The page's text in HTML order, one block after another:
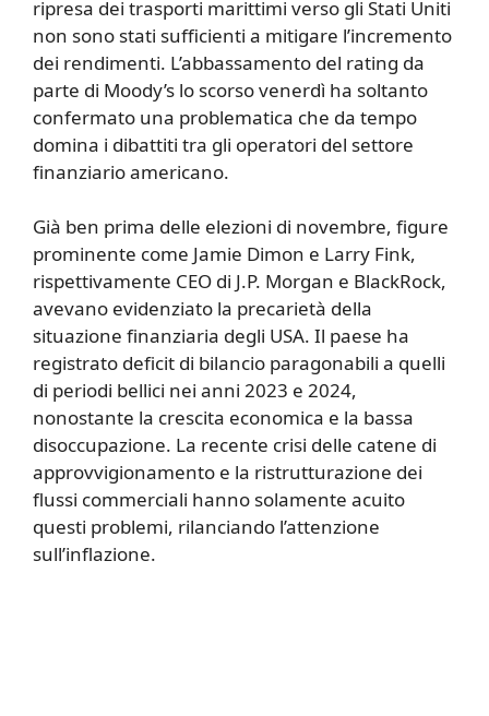
ripresa dei trasporti marittimi verso gli Stati Uniti
non sono stati sufficienti a mitigare l’incremento
dei rendimenti. L’abbassamento del rating da
parte di Moody’s lo scorso venerdì ha soltanto
confermato una problematica che da tempo
domina i dibattiti tra gli operatori del settore
finanziario americano.
Già ben prima delle elezioni di novembre, figure
prominente come Jamie Dimon e Larry Fink,
rispettivamente CEO di J.P. Morgan e BlackRock,
avevano evidenziato la precarietà della
situazione finanziaria degli USA. Il paese ha
registrato deficit di bilancio paragonabili a quelli
di periodi bellici nei anni 2023 e 2024,
nonostante la crescita economica e la bassa
disoccupazione. La recente crisi delle catene di
approvvigionamento e la ristrutturazione dei
flussi commerciali hanno solamente acuito
questi problemi, rilanciando l’attenzione
sull’inflazione.